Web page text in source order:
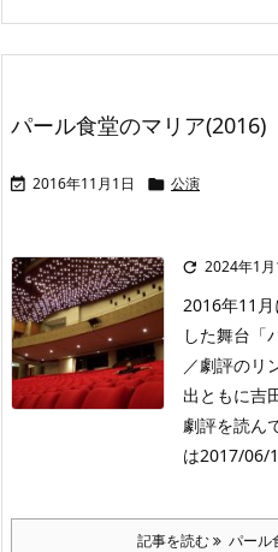
パール食堂のマリア(2016)
 2016年11月1日  公演
 2024年1月
2016年11
した舞台「
／劇評のリ
出ともに吉
劇評を読ん
は2017/06/
記事を読む パール